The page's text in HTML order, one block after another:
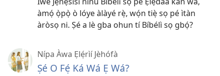
àmọ́ ọ̀pọ̀ ò lóye àlàyé rẹ̀, wọ́n tiẹ̀ sọ pé ìtàn
àròsọ ni. Ṣé a lè gba ohun tí Bíbélì sọ gbọ́?
Nípa Àwa Ẹlẹ́rìí Jèhófà
Ṣé O Fẹ́ Ká Wá Ẹ Wá?